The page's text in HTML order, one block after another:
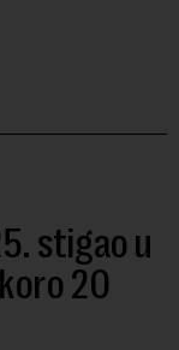
stigao u
20